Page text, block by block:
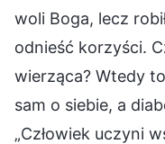
woli Boga, lecz
odnieść korzyści.
wierząca? Wtedy
sam o siebie, a
„Człowiek uczyni